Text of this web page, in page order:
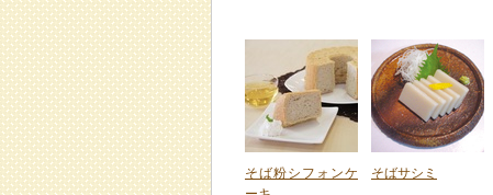
そば粉シフォンケ
そばサシミ